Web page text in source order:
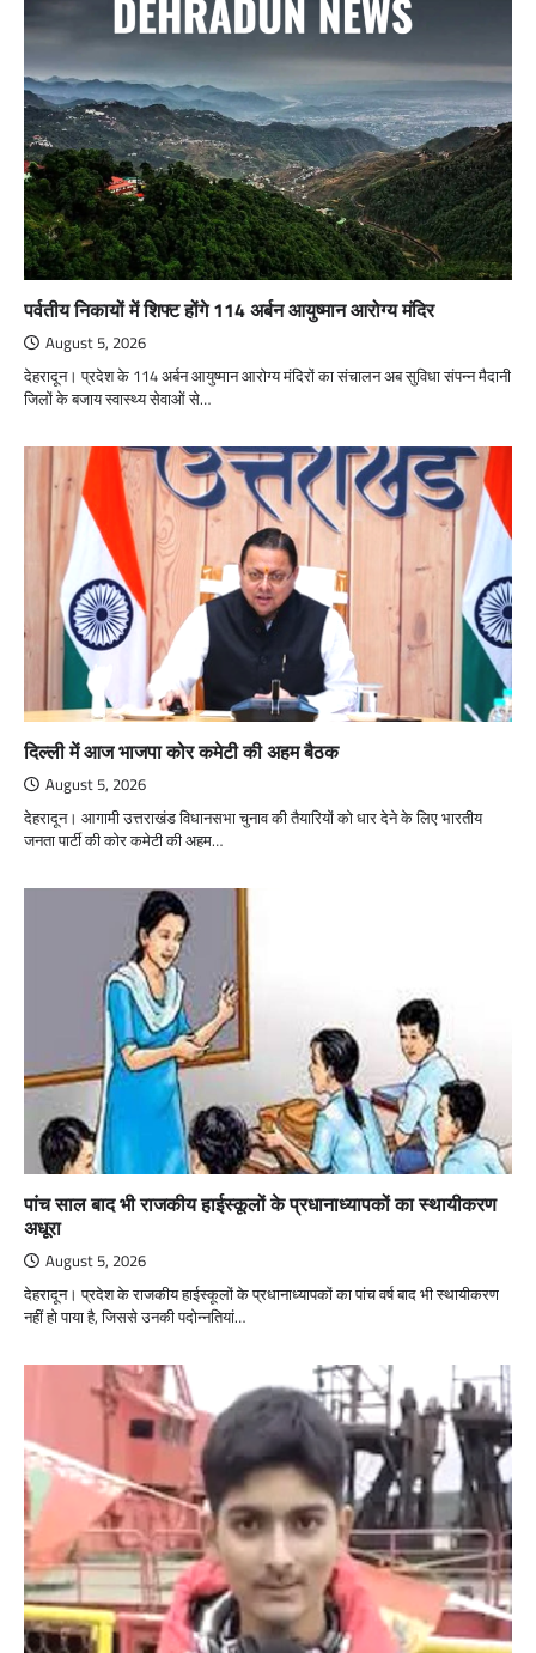
पर्वतीय निकायों में शिफ्ट होंगे 114 अर्बन आयुष्मान आरोग्य मंदिर
August 5, 2026
देहरादून। प्रदेश के 114 अर्बन आयुष्मान आरोग्य मंदिरों का संचालन अब सुविधा संपन्न मैदानी
जिलों के बजाय स्वास्थ्य सेवाओं से…
दिल्ली में आज भाजपा कोर कमेटी की अहम बैठक
August 5, 2026
देहरादून। आगामी उत्तराखंड विधानसभा चुनाव की तैयारियों को धार देने के लिए भारतीय
जनता पार्टी की कोर कमेटी की अहम…
पांच साल बाद भी राजकीय हाईस्कूलों के प्रधानाध्यापकों का स्थायीकरण
अधूरा
August 5, 2026
देहरादून। प्रदेश के राजकीय हाईस्कूलों के प्रधानाध्यापकों का पांच वर्ष बाद भी स्थायीकरण
नहीं हो पाया है, जिससे उनकी पदोन्नतियां…